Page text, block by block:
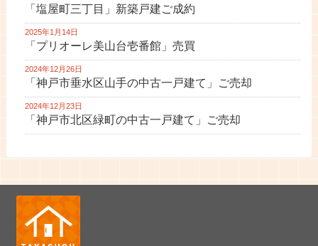
「塩屋町三丁目」新築戸建ご成約
2025年1月14日
「プリオーレ美山台壱番館」売買
2024年12月26日
「神戸市垂水区山手の中古一戸建て」ご売却
2024年12月23日
「神戸市北区緑町の中古一戸建て」ご売却